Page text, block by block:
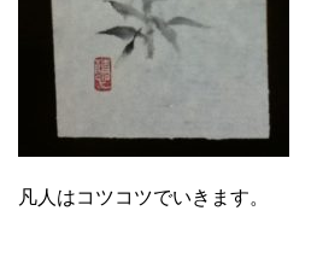
凡人はコツコツでいきます。